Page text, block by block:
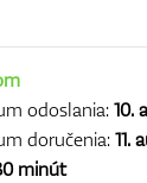
odoslania:10.
doručenia:11.
minút